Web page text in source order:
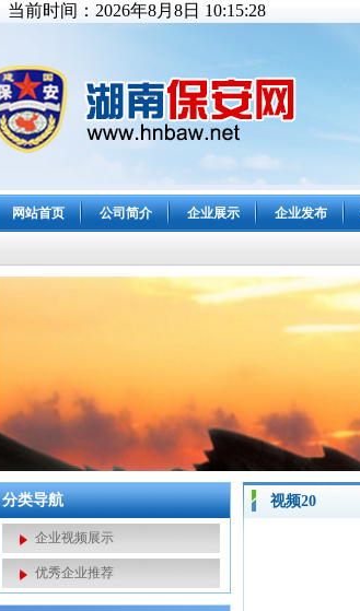
当前时间：2026年8月8日 10:15:29
网站首页 公司简介 企业展示 企业发布
分类导航
企业视频展示
优秀企业推荐
视频20